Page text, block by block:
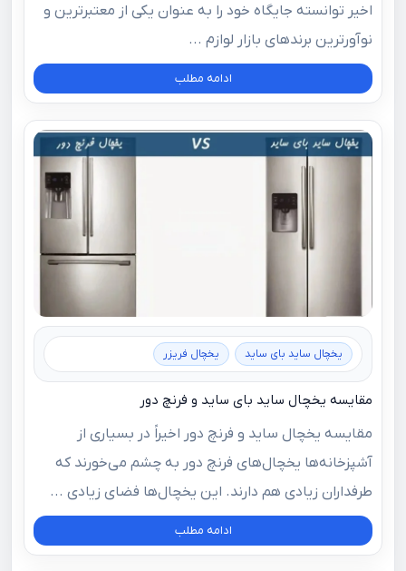
اخیر توانسته جایگاه خود را به‌ عنوان یکی از معتبرترین و
نوآورترین برندهای بازار لوازم ...
ادامه مطلب
یخچال ساید بای ساید یخچال فریزر
مقایسه یخچال ساید بای ساید و فرنچ دور
مقایسه یخچال ساید و فرنچ دور اخیراً در بسیاری از
آشپزخانه‌ها یخچال‌های فرنچ دور به چشم می‌خورند که
طرفداران زیادی هم دارند. این یخچال‌ها فضای زیادی ...
ادامه مطلب